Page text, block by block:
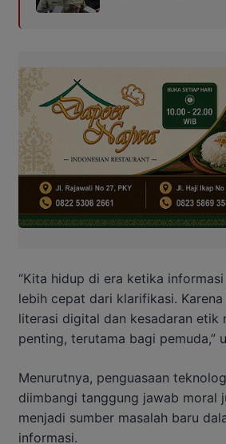
“Kita hidup di era ketika
lebih cepat dari klarifikasi.
literasi digital dan kesadaran etik
penting, terutama bagi pemuda,”
Menurutnya, penguasaan
diimbangi tanggung jawab moral
menjadi sumber masalah baru
informasi.